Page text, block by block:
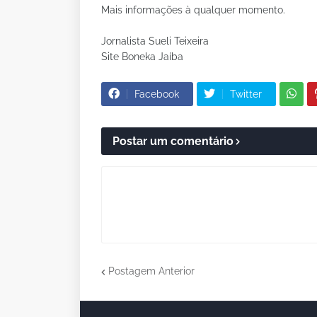
Mais informações à qualquer momento.
Jornalista Sueli Teixeira
Site Boneka Jaíba
Facebook Twitter
Postar um comentário
Postagem Anterior